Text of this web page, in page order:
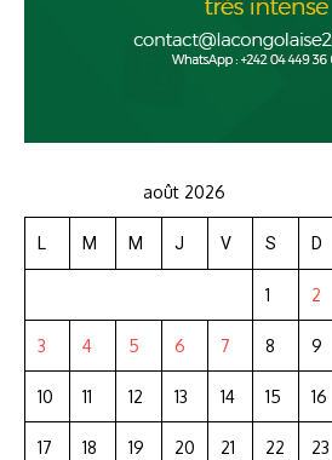
août 2026
L M M J V S D
1 2
3 4 5 6 7 8 9
10 11 12 13 14 15 16
17 18 19 20 21 22 23